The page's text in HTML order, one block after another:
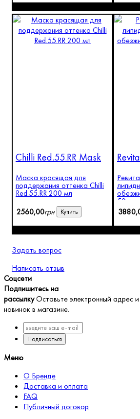
Chilli Red.55.RR Mask
Маска красящая для
поддержания оттенка Chilli
Red.55.RR 200 мл
2560,00грн Купить
50 мл
3880,
Задать вопрос
Написать отзыв
Соцсети
Подпишитесь на
рассылкуОставьте электронный адрес и
новинок в магазине.
Подписаться
Меню
О Бренде
Доставка и оплата
FAQ
Публичный договор